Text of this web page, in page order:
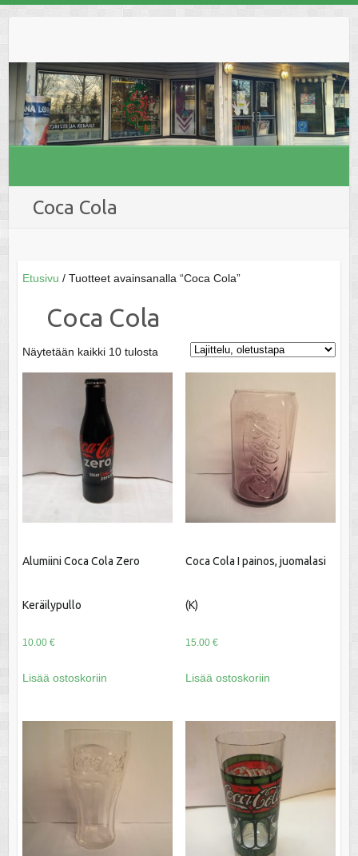
Coca Cola
Etusivu / Tuotteet avainsanalla “Coca Cola”
Coca Cola
Näytetään kaikki 10 tulosta
Alumiini Coca Cola Zero
Keräilypullo
10.00 €
Lisää ostoskoriin
Coca Cola I painos, juomalasi
(K)
15.00 €
Lisää ostoskoriin